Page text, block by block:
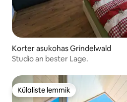
Korter asukohas Grindelwald
Studio an bester Lage.
Külaliste lemmik
Külaliste lemmik